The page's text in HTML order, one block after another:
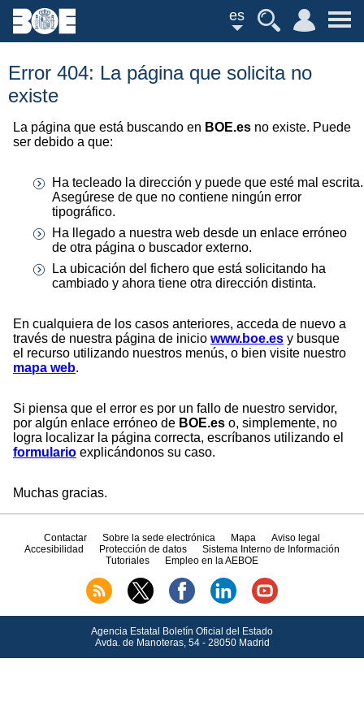
es
Error 404: La página que solicita no
existe
La página que está buscando en BOE.es no existe. Puede
ser debido a que:
Ha tecleado la dirección y puede que esté mal escrita.
Asegúrese de que no contiene ningún error
tipográfico.
Ha llegado a nuestra web desde un enlace erróneo
de otra página o buscador externo.
La ubicación del fichero que está solicitando ha
cambiado y ahora tiene otra dirección distinta.
En cualquiera de los casos anteriores, acceda de nuevo a
través de nuestra página de inicio www.boe.es y busque
el recurso utilizando nuestros menús, o bien visite nuestro
mapa web.
Si piensa que el error es por un fallo de nuestro servidor,
por algún enlace erróneo de BOE.es o, simplemente, no
logra localizar la página correcta, escríbanos utilizando el
formulario explicándonos su caso.
Muchas gracias.
Contactar Sobre la sede electrónica Mapa
Aviso legal
Accesibilidad
Protección de datos
Sistema Interno de Información
Tutoriales
Empleo en la AEBOE
Agencia Estatal Boletín Oficial del Estado
Avda.de Manoteras, 54 - 28050 Madrid